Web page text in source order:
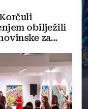
obilježili
za...